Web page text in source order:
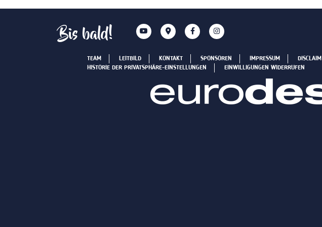
Bis bald!
TEAM LEITBILD KONTAKT SPONSOREN IMPRESSUM DISCLAIM
HISTORIE DER PRIVATSPHÄRE-EINSTELLUNGEN
EINWILLIGUNGEN WIDERRUFEN